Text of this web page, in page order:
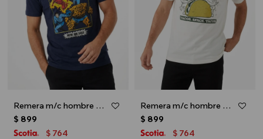
Remera m/c hombre MARVEL - Azul marino
$ 899
$ 764
Remera m/c hombre PIXAR - Crudo
$ 899
$ 764